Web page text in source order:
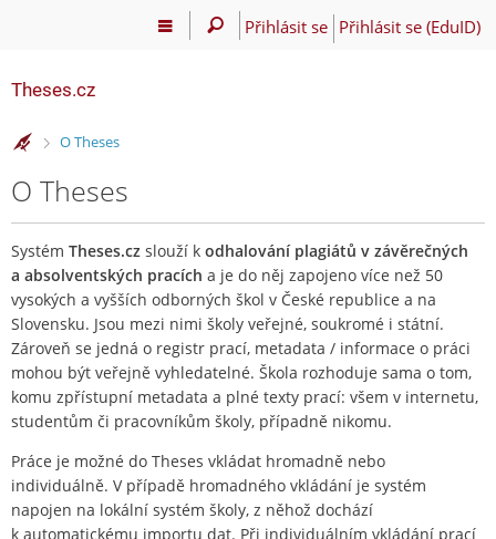
Přihlásit se Přihlásit se (EduID)
Theses.cz
>
O Theses
O Theses
Systém Theses.cz slouží k odhalování plagiátů v závěrečných
a absolventských pracích a je do něj zapojeno více než 50
vysokých a vyšších odborných škol v České republice a na
Slovensku. Jsou mezi nimi školy veřejné, soukromé i státní.
Zároveň se jedná o registr prací, metadata / informace o práci
mohou být veřejně vyhledatelné. Škola rozhoduje sama o tom,
komu zpřístupní metadata a plné texty prací: všem v internetu,
studentům či pracovníkům školy, případně nikomu.
Práce je možné do Theses vkládat hromadně nebo
individuálně. V případě hromadného vkládání je systém
napojen na lokální systém školy, z něhož dochází
k automatickému importu dat. Při individuálním vkládání prací